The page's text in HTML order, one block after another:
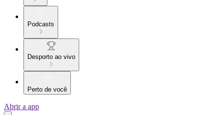
Podcasts
Desporto ao vivo
Perto de você
Abrir a app